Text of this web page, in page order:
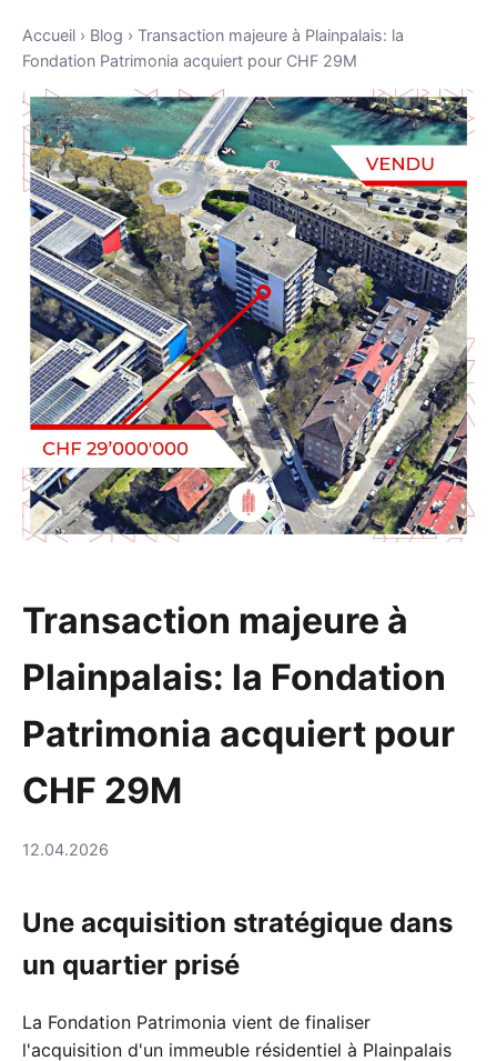
Accueil › Blog › Transaction majeure à Plainpalais: la
Fondation Patrimonia acquiert pour CHF 29M
Transaction majeure à
Plainpalais: la Fondation
Patrimonia acquiert pour
CHF 29M
12.04.2026
Une acquisition stratégique dans
un quartier prisé
La Fondation Patrimonia vient de finaliser
l'acquisition d'un immeuble résidentiel à Plainpalais